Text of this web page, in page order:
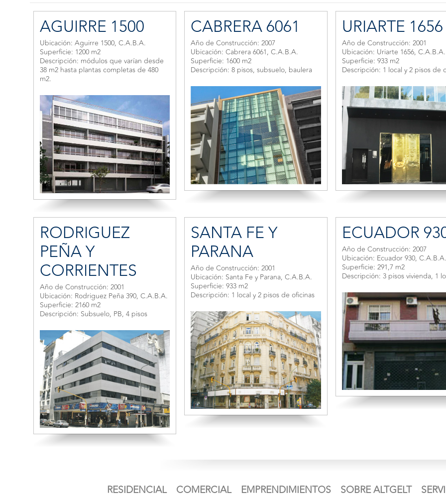
AGUIRRE 1500
Ubicación: Aguirre 1500, C.A.B.A.
Superficie: 1200 m2
Descripción: módulos que varían desde
38 m2 hasta plantas completas de 480
m2.
CABRERA 6061
Año de Construcción: 2007
Ubicación: Cabrera 6061, C.A.B.A.
Superficie: 1600 m2
Descripción: 8 pisos, subsuelo, baulera
URIARTE 1656
Año de Construcción: 2001
Ubicación: Uriarte 1656, C.A.B.A.
Superficie: 933 m2
Descripción: 1 local y 2 pisos de
RODRIGUEZ
PEÑA Y
CORRIENTES
Año de Construcción: 2001
Ubicación: Rodriguez Peña 390, C.A.B.A.
Superficie: 2160 m2
Descripción: Subsuelo, PB, 4 pisos
SANTA FE Y
PARANA
Año de Construcción: 2001
Ubicación: Santa Fe y Parana, C.A.B.A.
Superficie: 933 m2
Descripción: 1 local y 2 pisos de oficinas
ECUADOR
Año de Construcción: 2007
Ubicación: Ecuador 930, C.A.B.A.
Superficie: 291,7 m2
Descripción: 3 pisos vivienda, 1
RESIDENCIAL COMERCIAL EMPRENDIMIENTOS SOBRE ALTGELT